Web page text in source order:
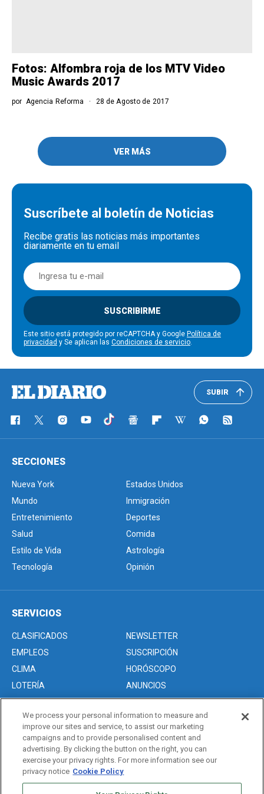
Fotos: Alfombra roja de los MTV Video
Music Awards 2017
por Agencia Reforma 28 de Agosto de 2017
VER MÁS
Suscríbete al boletín de Noticias
Recibe gratis las noticias más importantes
diariamente en tu email
SUSCRIBIRME
Este sitio está protegido por reCAPTCHA y Google Política de
privacidad y Se aplican las Condiciones de servicio.
SUBIR
SECCIONES
Nueva York
Estados Unidos
Mundo
Inmigración
Entretenimiento
Deportes
Salud
Comida
Estilo de Vida
Astrología
Tecnología
Opinión
SERVICIOS
CLASIFICADOS
NEWSLETTER
EMPLEOS
SUSCRIPCIÓN
CLIMA
HORÓSCOPO
LOTERÍA
ANUNCIOS
Acerca de nosotros
Advertise with Us/Anuncios
Politica de Privacidad
Editorial Guidelines
We process your personal information to measure and
improve our sites and service, to assist our marketing
campaigns and to provide personalised content and
advertising. By clicking the button on the right, you can
exercise your privacy rights. For more information see our
privacy notice Cookie Policy